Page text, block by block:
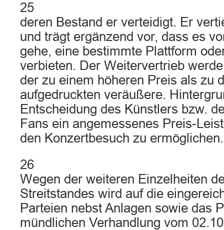
25
deren Bestand er verteidigt. Er
und trägt ergänzend vor, dass es
gehe, eine bestimmte Plattform
verbieten. Der Weitervertrieb
der zu einem höheren Preis als zu
aufgedruckten veräußere.
Entscheidung des Künstlers bzw.
Fans ein angemessenes Preis-
den Konzertbesuch zu ermöglichen.
26
Wegen der weiteren Einzelheiten
Streitstandes wird auf die
Parteien nebst Anlagen sowie das
mündlichen Verhandlung vom